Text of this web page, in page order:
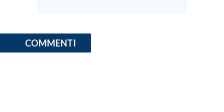
COMMENTI